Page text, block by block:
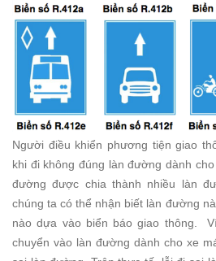
Người điều khiển phương tiện giao
khi đi không đúng làn đường dành
đường được chia thành nhiều làn
chúng ta có thể nhận biết làn đường
nào dựa vào biển báo giao thông.
chuyển vào làn đường dành cho xe